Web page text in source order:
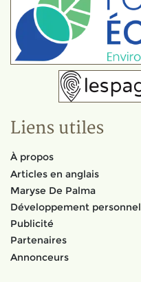
Liens utiles
À propos
Articles en anglais
Maryse De Palma
Développement personnel
Publicité
Partenaires
Annonceurs